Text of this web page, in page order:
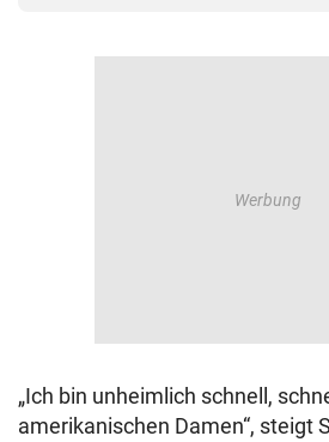
„Ich bin unheimlich schnell,
amerikanischen Damen“, steigt